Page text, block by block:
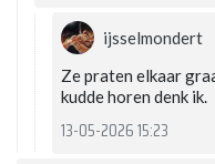
ijsselmondert
Ze praten elkaar
kudde horen denk ik.
13-05-2026 15:23